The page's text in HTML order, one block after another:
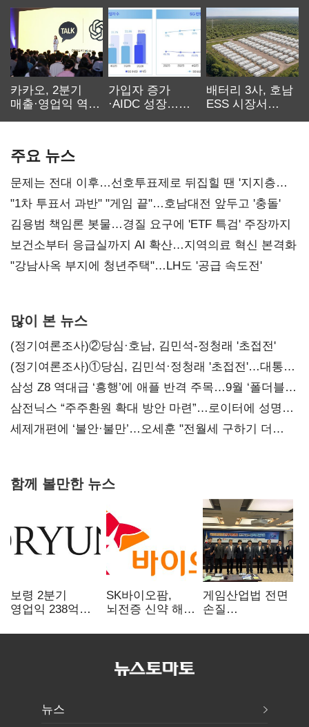
카카오, 2분기
매출·영업익 역대
가입자 증가
·AIDC 성장…
배터리 3사, 호남
ESS 시장서
주요 뉴스
문제는 전대 이후…선호투표제로 뒤집힐 땐 '지지층
불복'
"1차 투표서 과반" "게임 끝"…호남대전 앞두고 '충돌'
김용범 책임론 봇물…경질 요구에 'ETF 특검' 주장까지
보건소부터 응급실까지 AI 확산…지역의료 혁신 본격화
"강남사옥 부지에 청년주택"…LH도 '공급 속도전'
많이 본 뉴스
(정기여론조사)②당심·호남, 김민석-정청래 '초접전'
(정기여론조사)①당심, 김민석·정청래 '초접전'…대통령
지지도 '50% 아래로'(종합)
삼성 Z8 역대급 ‘흥행’에 애플 반격 주목…9월 ‘폴더블
대전’
삼전닉스 “주주환원 확대 방안 마련”…로이터에 성명
보내
세제개편에 ‘불안·불만’…오세훈 "전월세 구하기 더
함께 볼만한 뉴스
보령 2분기
영업익 238억…
SK바이오팜,
뇌전증 신약 해외
차세대 신약 개발
게임산업법 전면
손질
규제 걷고
뉴스